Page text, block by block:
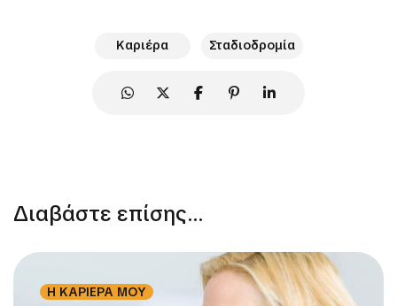
Καριέρα Σταδιοδρομία
Διαβάστε επίσης...
Η ΚΑΡΙΕΡΑ ΜΟΥ